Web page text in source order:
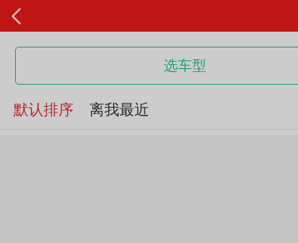
选车型
默认排序 离我最近